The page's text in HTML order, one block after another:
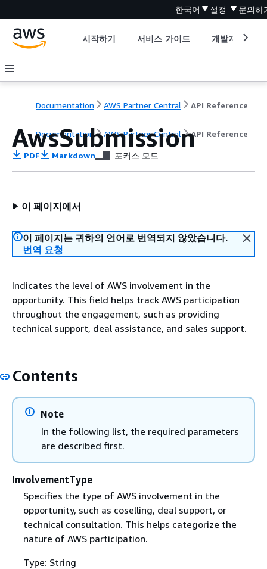
한국어 설정 문의하
시작하기 서비스 가이드 개발자 도구
Documentation AWS Partner Central API Reference
Documentation AWS Partner Central API Reference
AwsSubmission
PDF Markdown 포커스 모드
이 페이지에서
이 페이지는 귀하의 언어로 번역되지 않았습니다.
번역 요청
Indicates the level of AWS involvement in the
opportunity. This field helps track AWS participation
throughout the engagement, such as providing
technical support, deal assistance, and sales support.
Contents
Note
In the following list, the required parameters
are described first.
InvolvementType
Specifies the type of AWS involvement in the
opportunity, such as coselling, deal support, or
technical consultation. This helps categorize the
nature of AWS participation.
Type: String